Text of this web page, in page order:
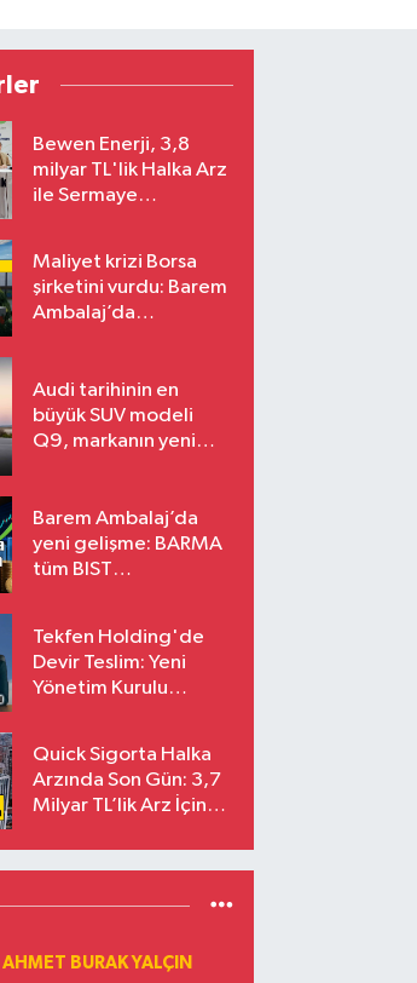
Bewen Enerji, 3,8
milyar TL'lik Halka Arz
ile Sermaye
Maliyet krizi Borsa
şirketini vurdu: Barem
Ambalaj’da
Audi tarihinin en
büyük SUV modeli
Q9, markanın yeni
Barem Ambalaj’da
yeni gelişme: BARMA
tüm BIST
Tekfen Holding'de
Devir Teslim: Yeni
Yönetim Kurulu
Quick Sigorta Halka
Arzında Son Gün: 3,7
Milyar TL’lik Arz İçin
Eriyor
AHMET BURAK YALÇIN